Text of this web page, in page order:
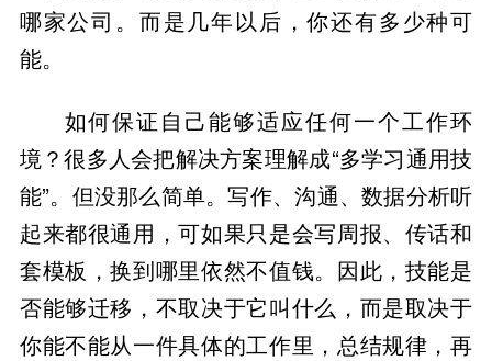
哪家公司。而是几年以后，你还有多少种可
能。
如何保证自己能够适应任何一个工作环
境？很多人会把解决方案理解成“多学习通用技
能”。但没那么简单。写作、沟通、数据分析听
起来都很通用，可如果只是会写周报、传话和
套模板，换到哪里依然不值钱。因此，技能是
否能够迁移，不取决于它叫什么，而是取决于
你能不能从一件具体的工作里，总结规律，再